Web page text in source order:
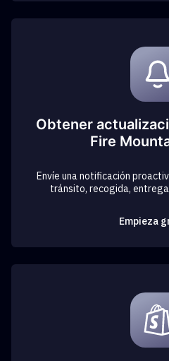
Obtener
Fire
Envíe una notificación
tránsito, recogida,
Empieza